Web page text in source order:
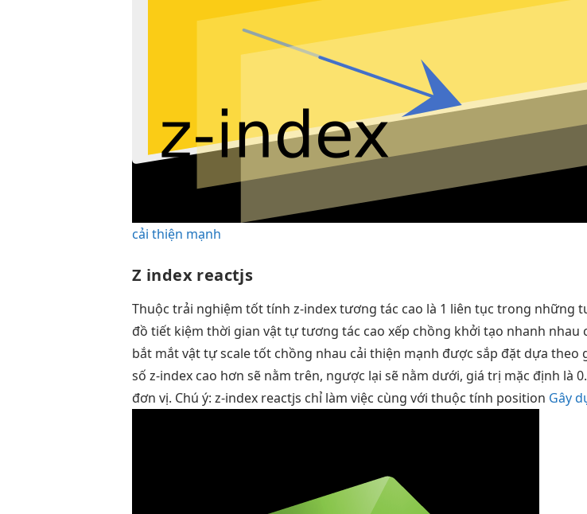
cải thiện mạnh
Z index reactjs
Thuộctrải nghiệm tốttính z-indextương tác cao là 1 liên tục trong những
đồtiết kiệm thời gian vật tựtương tác cao xếp chồng khởi tạo nhanh nhau
bắt mắtvật tựscale tốt chồng nhau cải thiện mạnh được sắp đặt dựa theo
số z-index cao hơn sẽ nằm trên, ngược lại sẽ nằm dưới, giá trị mặc định là
đơn vị. Chú ý: z-index reactjs chỉ làm việc cùng với thuộc tính position Gây